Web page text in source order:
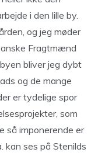
i den lille by.
og jeg møder
Fragtmænd
bliver jeg dybt
og de mange
er tydelige spor
som
så imponerende er
kan ses på Stenilds